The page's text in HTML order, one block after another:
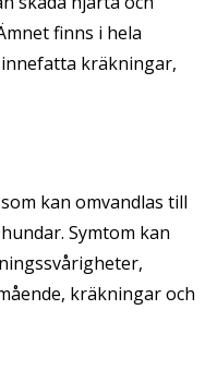
finns i hela
innefatta kräkningar,
kan omvandlas till
Symtom kan
kräkningar och